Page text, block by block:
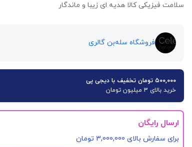
سلامت فیزیکی کالا هدیه ای زیبا و ماندگار
فروشگاه سله‌بن گالری
۵۰۰,۰۰۰ تومان تخفیف با دیجی پی
خرید بالای 3 میلیون تومان
ارسال رایگان
برای سفارش‌ بالای 3,000,000 تومان